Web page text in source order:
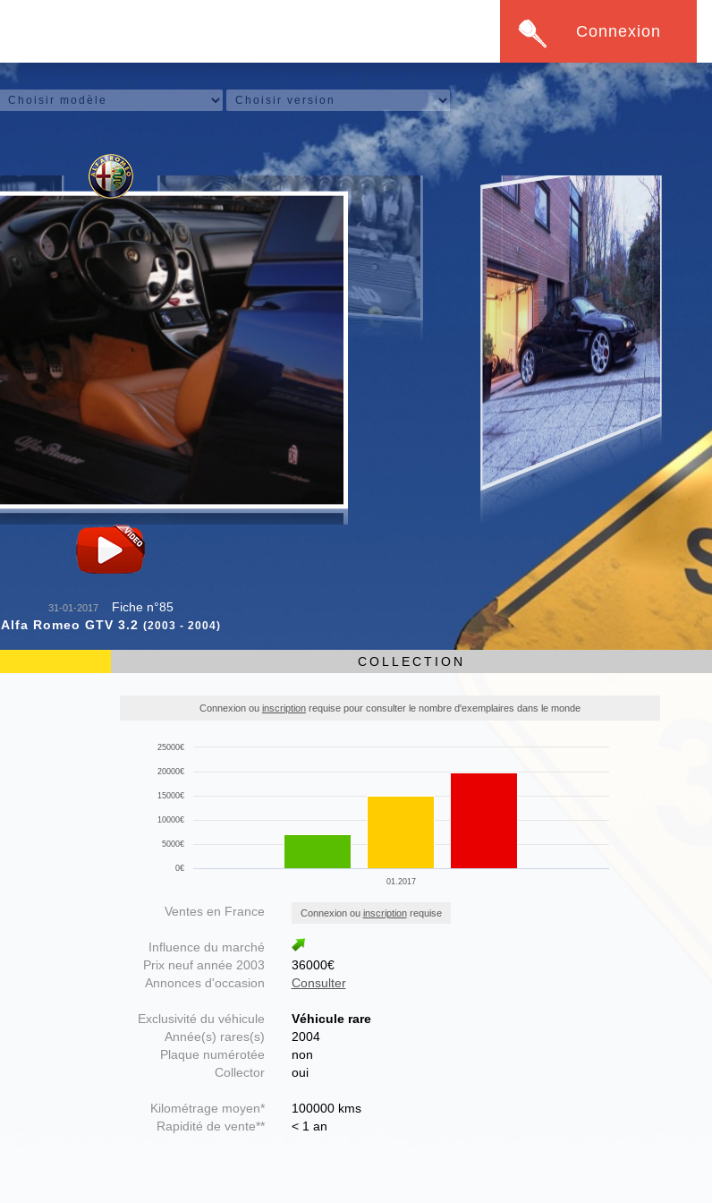
Connexion
31-01-2017
Fiche n°85
Alfa Romeo GTV 3.2 (2003 - 2004)
COLLECTION
Connexion ou inscriptionrequise pour consulter le nombre d'exemplaires dans le monde
01.2017
0€
5000€
10000€
15000€
20000€
25000€
Ventes en France
Influence du marché
Prix neuf année 2003
Annonces d'occasion
Exclusivité du véhicule
Année(s) rares(s)
Plaque numérotée
Collector
Kilométrage moyen*
Rapidité de vente**
Connexion ou inscriptionrequise
36000€
Consulter
Véhicule rare
2004
non
oui
100000 kms
< 1 an